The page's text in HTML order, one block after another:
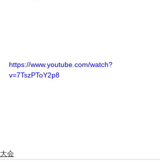
https://www.youtube.com/watch?
v=7TszPToY2p8
大会